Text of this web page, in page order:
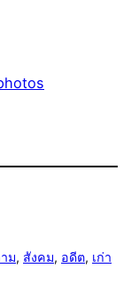
ม, สังคม, อดีต, เก่า